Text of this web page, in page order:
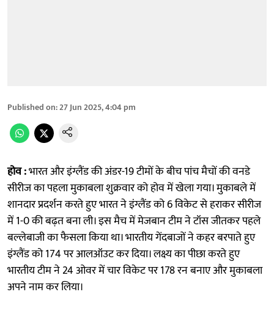
Published on:27 Jun 2025, 4:04 pm
होव :भारत और इंग्लैंड की अंडर-19 टीमों के बीच पांच मैचों की वनडे
सीरीज का पहला मुकाबला शुक्रवार को होव में खेला गया। मुकाबले में
शानदार प्रदर्शन करते हुए भारत ने इंग्लैंड को 6 विकेट से हराकर सीरीज
में 1-0 की बढ़त बना ली। इस मैच में मेजबान टीम ने टॉस जीतकर पहले
बल्लेबाजी का फैसला किया था। भारतीय गेंदबाजों ने कहर बरपाते हुए
इंग्लैंड को 174 पर आलऑउट कर दिया। लक्ष्य का पीछा करते हुए
भारतीय टीम ने 24 ओवर में चार विकेट पर 178 रन बनाए और मुकाबला
अपने नाम कर लिया।